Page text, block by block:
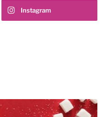
Instagram